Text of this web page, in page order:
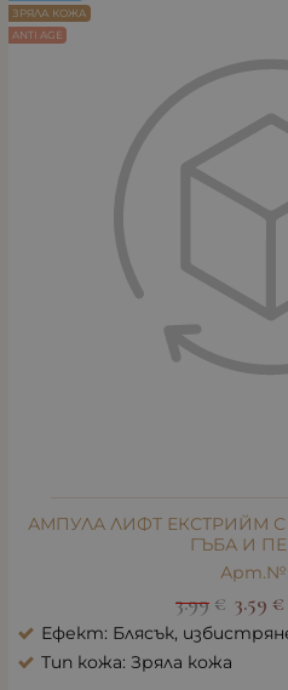
АМПУЛА ЛИФТ ЕКСТРИЙМ С
ГЪБА И
Арт.№:
3.99 € 3.59 €
Ефект: Блясък,
Тип кожа: Зряла кожа
ЗРЯЛА КОЖА
ANTI AGE